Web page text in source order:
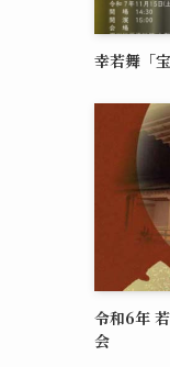
幸若舞「宝
令和6年
会